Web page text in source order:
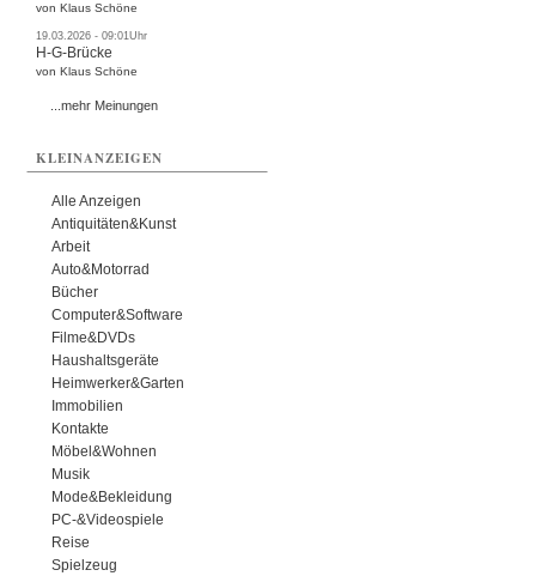
von Klaus Schöne
19.03.2026 - 09:01Uhr
H-G-Brücke
von Klaus Schöne
...mehr Meinungen
KLEINANZEIGEN
Alle Anzeigen
Antiquitäten&Kunst
Arbeit
Auto&Motorrad
Bücher
Computer&Software
Filme&DVDs
Haushaltsgeräte
Heimwerker&Garten
Immobilien
Kontakte
Möbel&Wohnen
Musik
Mode&Bekleidung
PC-&Videospiele
Reise
Spielzeug